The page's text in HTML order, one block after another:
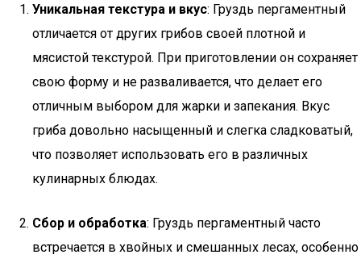
Уникальная текстура и вкус: Груздь пергаментный
отличается от других грибов своей плотной и
мясистой текстурой. При приготовлении он сохраняет
свою форму и не разваливается, что делает его
отличным выбором для жарки и запекания. Вкус
гриба довольно насыщенный и слегка сладковатый,
что позволяет использовать его в различных
кулинарных блюдах.
Сбор и обработка: Груздь пергаментный часто
встречается в хвойных и смешанных лесах, особенно